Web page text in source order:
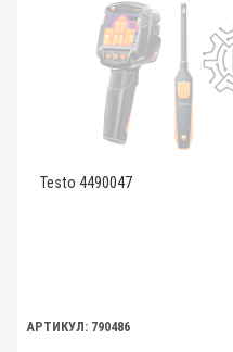
Testo 4490047
АРТИКУЛ: 790486